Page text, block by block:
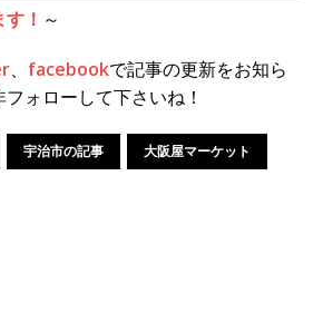
！ ～
、 facebookで記事の更新をお知ら
ォローして下さいね！
宇治市の記事 大阪屋マーケット